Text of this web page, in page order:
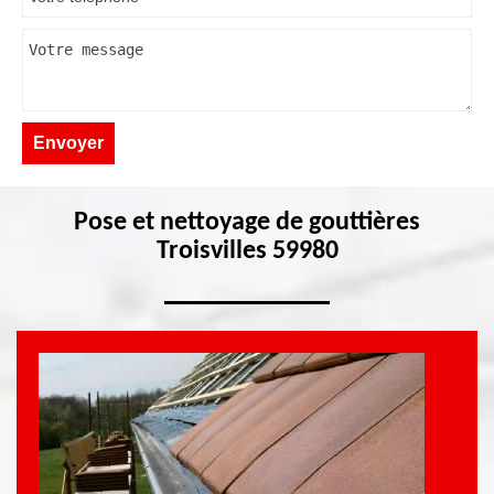
Pose et nettoyage de gouttières
Troisvilles 59980